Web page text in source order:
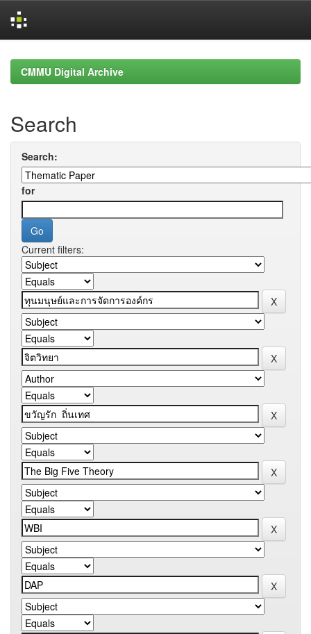
navigationCMMU Digital Archive
Search
Search:
for
Current filters: